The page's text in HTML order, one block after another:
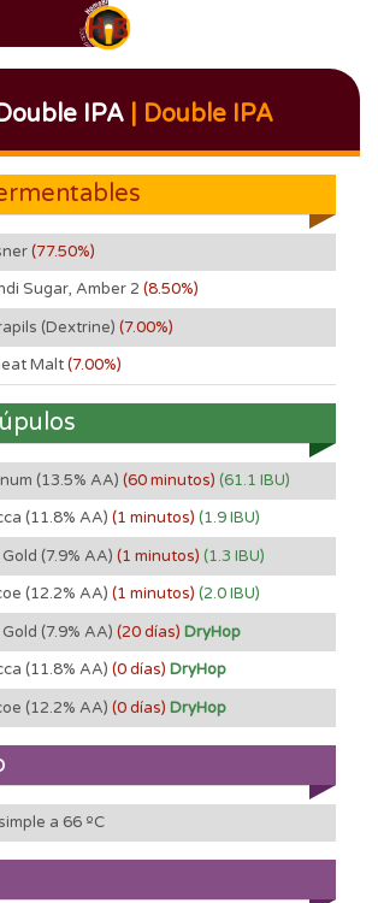
IPA| Double IPA
(77.50%)
Sugar, Amber 2 (8.50%)
(Dextrine) (7.00%)
Malt(7.00%)
(13.5% AA) (60 minutos) (61.1 IBU)
(11.8% AA) (1 minutos) (1.9 IBU)
(7.9% AA) (1 minutos) (1.3 IBU)
(12.2% AA) (1 minutos) (2.0 IBU)
(7.9% AA) (20 días) DryHop
(11.8% AA) (0 días) DryHop
(12.2% AA) (0 días) DryHop
a 66 ºC